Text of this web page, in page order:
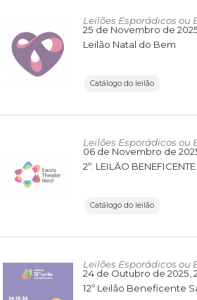
Leilões Esporádicos ou
25 de Novembro de
Leilão Natal do Bem
Catálogo do leilão
Leilões Esporádicos ou
06 de Novembro de
Catálogo do leilão
Leilões Esporádicos ou
24 de Outubro de 2025
12º Leilão Beneficente